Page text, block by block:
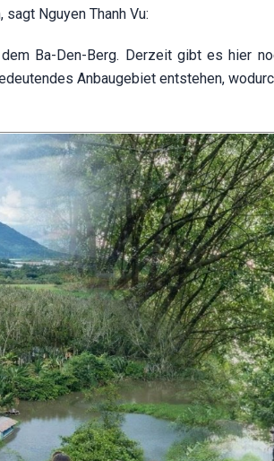
Nguyen Thanh Vu:
Ba-Den-Berg. Derzeit gibt es hier
Anbaugebiet entstehen,